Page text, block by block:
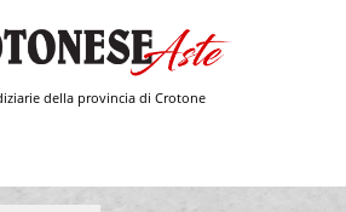
della provincia di Crotone